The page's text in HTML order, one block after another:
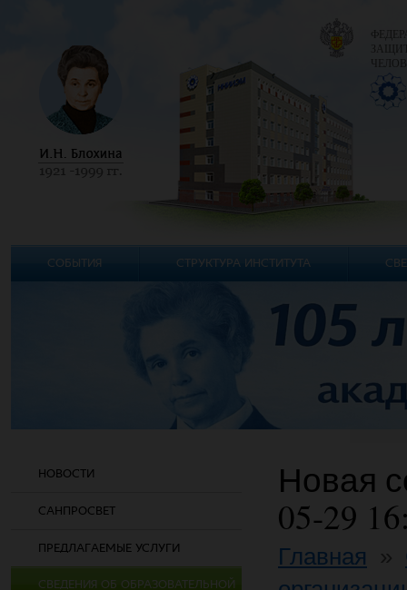
НОВОСТИ
САНПРОСВЕТ
ПРЕДЛАГАЕМЫЕ УСЛУГИ
СВЕДЕНИЯ ОБ ОБРАЗОВАТЕЛЬНОЙ
Новая
05-29
Главная
СОБЫТИЯ СТРУКТУРА ИНСТИТУТА